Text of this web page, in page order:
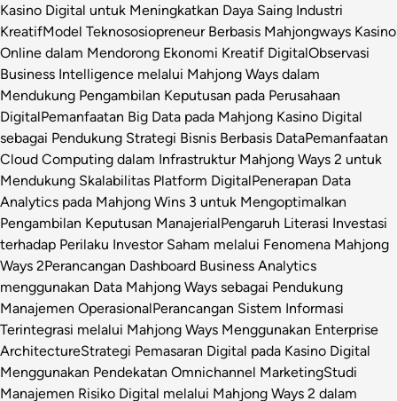
Kasino Digital untuk Meningkatkan Daya Saing Industri
KreatifModel Teknososiopreneur Berbasis Mahjongways Kasino
Online dalam Mendorong Ekonomi Kreatif DigitalObservasi
Business Intelligence melalui Mahjong Ways dalam
Mendukung Pengambilan Keputusan pada Perusahaan
DigitalPemanfaatan Big Data pada Mahjong Kasino Digital
sebagai Pendukung Strategi Bisnis Berbasis DataPemanfaatan
Cloud Computing dalam Infrastruktur Mahjong Ways 2 untuk
Mendukung Skalabilitas Platform DigitalPenerapan Data
Analytics pada Mahjong Wins 3 untuk Mengoptimalkan
Pengambilan Keputusan ManajerialPengaruh Literasi Investasi
terhadap Perilaku Investor Saham melalui Fenomena Mahjong
Ways 2Perancangan Dashboard Business Analytics
menggunakan Data Mahjong Ways sebagai Pendukung
Manajemen OperasionalPerancangan Sistem Informasi
Terintegrasi melalui Mahjong Ways Menggunakan Enterprise
ArchitectureStrategi Pemasaran Digital pada Kasino Digital
Menggunakan Pendekatan Omnichannel MarketingStudi
Manajemen Risiko Digital melalui Mahjong Ways 2 dalam